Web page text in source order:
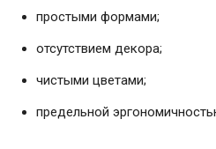
простыми формами;
отсутствием декора;
чистыми цветами;
предельной